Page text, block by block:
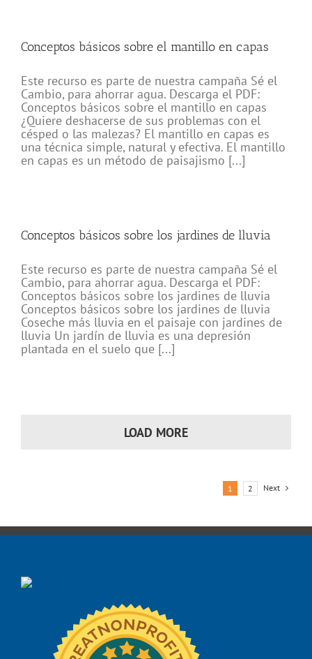
Conceptos básicos sobre el mantillo en capas
Este recurso es parte de nuestra campaña Sé el
Cambio, para ahorrar agua. Descarga el PDF:
Conceptos básicos sobre el mantillo en capas
¿Quiere deshacerse de sus problemas con el
césped o las malezas? El mantillo en capas es
una técnica simple, natural y efectiva. El mantillo
en capas es un método de paisajismo [...]
Conceptos básicos sobre los jardines de lluvia
Este recurso es parte de nuestra campaña Sé el
Cambio, para ahorrar agua. Descarga el PDF:
Conceptos básicos sobre los jardines de lluvia
Conceptos básicos sobre los jardines de lluvia
Coseche más lluvia en el paisaje con jardines de
lluvia Un jardín de lluvia es una depresión
plantada en el suelo que [...]
LOAD MORE
1 2 Next